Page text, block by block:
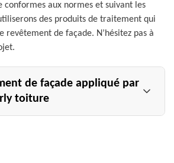
conformes aux normes et suivant les
des produits de traitement qui
revêtement de façade. N’hésitez pas à
de façade appliqué par
toiture